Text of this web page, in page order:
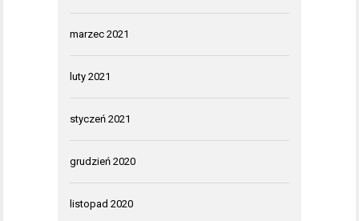
marzec 2021
luty 2021
styczeń 2021
grudzień 2020
listopad 2020